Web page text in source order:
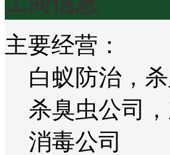
主要经营：
白蚁防治，
杀臭虫公司
消毒公司